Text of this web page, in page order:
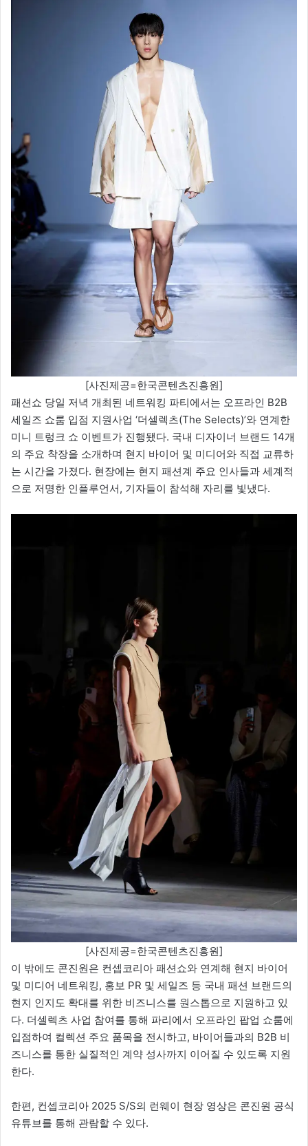
[사진제공=한국콘텐츠진흥원]
패션쇼 당일 저녁 개최된 네트워킹 파티에서는 오프라인 B2B
세일즈 쇼룸 입점 지원사업 ‘더셀렉츠(The Selects)’와 연계한
미니 트렁크 쇼 이벤트가 진행됐다. 국내 디자이너 브랜드 14개
의 주요 착장을 소개하며 현지 바이어 및 미디어와 직접 교류하
는 시간을 가졌다. 현장에는 현지 패션계 주요 인사들과 세계적
으로 저명한 인플루언서, 기자들이 참석해 자리를 빛냈다.
[사진제공=한국콘텐츠진흥원]
이 밖에도 콘진원은 컨셉코리아 패션쇼와 연계해 현지 바이어
및 미디어 네트워킹, 홍보 PR 및 세일즈 등 국내 패션 브랜드의
현지 인지도 확대를 위한 비즈니스를 원스톱으로 지원하고 있
다. 더셀렉츠 사업 참여를 통해 파리에서 오프라인 팝업 쇼룸에
입점하여 컬렉션 주요 품목을 전시하고, 바이어들과의 B2B 비
즈니스를 통한 실질적인 계약 성사까지 이어질 수 있도록 지원
한다.
한편, 컨셉코리아 2025 S/S의 런웨이 현장 영상은 콘진원 공식
유튜브를 통해 관람할 수 있다.